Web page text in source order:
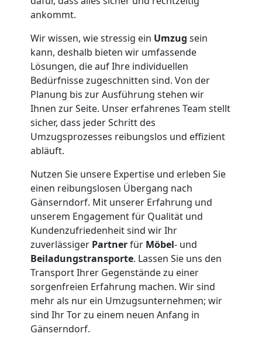
ankommt.
Wir wissen, wie stressig ein Umzug sein
kann, deshalb bieten wir umfassende
Lösungen, die auf Ihre individuellen
Bedürfnisse zugeschnitten sind. Von der
Planung bis zur Ausführung stehen wir
Ihnen zur Seite. Unser erfahrenes Team stellt
sicher, dass jeder Schritt des
Umzugsprozesses reibungslos und effizient
abläuft.
Nutzen Sie unsere Expertise und erleben Sie
einen reibungslosen Übergang nach
Gänserndorf. Mit unserer Erfahrung und
unserem Engagement für Qualität und
Kundenzufriedenheit sind wir Ihr
zuverlässiger Partnerfür Möbel- und
Beiladungstransporte. Lassen Sie uns den
Transport Ihrer Gegenstände zu einer
sorgenfreien Erfahrung machen. Wir sind
mehr als nur ein Umzugsunternehmen; wir
sind Ihr Tor zu einem neuen Anfang in
Gänserndorf.
Tresortransport
Wiener
Neustadt
Umzug
für
Senioren
Wiener
Neustadt